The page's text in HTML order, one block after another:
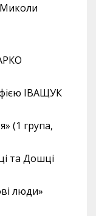
ІВАЩУК
(1 група,
та Дошці
люди»